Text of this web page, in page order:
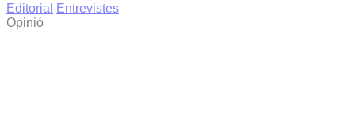
Editorial
Entrevistes
Opinió